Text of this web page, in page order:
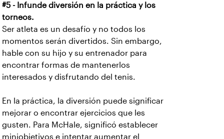
#5 - Infunde diversión en la práctica y los
torneos.
Ser atleta es un desafío y no todos los
momentos serán divertidos. Sin embargo,
hable con su hijo y su entrenador para
encontrar formas de mantenerlos
interesados y disfrutando del tenis.
En la práctica, la diversión puede significar
mejorar o encontrar ejercicios que les
gusten. Para McHale, significó establecer
miniobjetivos e intentar aumentar el